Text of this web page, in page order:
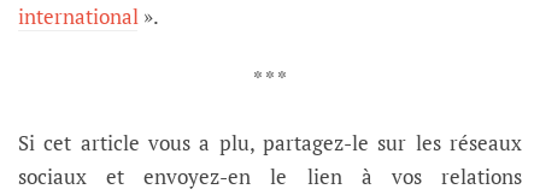
international ».
* * *
Si cet article vous a plu, partagez-le sur les réseaux
sociaux et envoyez-en le lien à vos relations